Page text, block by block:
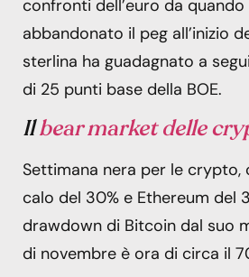
confronti dell’euro da quando
abbandonato il peg all’inizio
sterlina ha guadagnato a
di 25 punti base della BOE.
Ilbear market delle
Settimana nera per le crypto,
calo del 30% e Ethereum del
drawdown di Bitcoin dal suo
di novembre è ora di circa il